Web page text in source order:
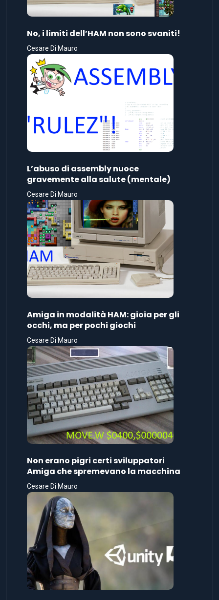
No, i limiti dell’HAM non sono svaniti!
Cesare Di Mauro
L’abuso di assembly nuoce
gravemente alla salute (mentale)
Cesare Di Mauro
Amiga in modalità HAM: gioia per gli
occhi, ma per pochi giochi
Cesare Di Mauro
Non erano pigri certi sviluppatori
Amiga che spremevano la macchina
Cesare Di Mauro